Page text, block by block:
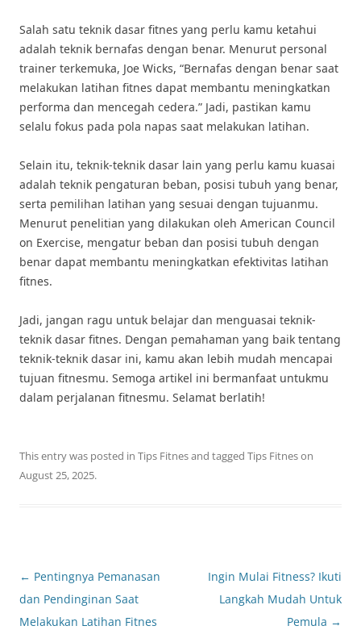
Salah satu teknik dasar fitnes yang perlu kamu ketahui
adalah teknik bernafas dengan benar. Menurut personal
trainer terkemuka, Joe Wicks, “Bernafas dengan benar saat
melakukan latihan fitnes dapat membantu meningkatkan
performa dan mencegah cedera.” Jadi, pastikan kamu
selalu fokus pada pola napas saat melakukan latihan.
Selain itu, teknik-teknik dasar lain yang perlu kamu kuasai
adalah teknik pengaturan beban, posisi tubuh yang benar,
serta pemilihan latihan yang sesuai dengan tujuanmu.
Menurut penelitian yang dilakukan oleh American Council
on Exercise, mengatur beban dan posisi tubuh dengan
benar dapat membantu meningkatkan efektivitas latihan
fitnes.
Jadi, jangan ragu untuk belajar dan menguasai teknik-
teknik dasar fitnes. Dengan pemahaman yang baik tentang
teknik-teknik dasar ini, kamu akan lebih mudah mencapai
tujuan fitnesmu. Semoga artikel ini bermanfaat untukmu
dalam perjalanan fitnesmu. Selamat berlatih!
This entry was posted in Tips Fitnesand tagged Tips Fitneson
August 25, 2025.
Post
navigation
← Pentingnya Pemanasan
dan Pendinginan Saat
Melakukan Latihan Fitnes
Ingin Mulai Fitness? Ikuti
Langkah Mudah Untuk
Pemula →